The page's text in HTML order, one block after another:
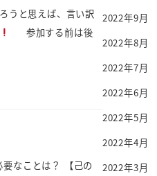
うと思えば、言い訳
参加する前は後
なことは？ 【己の
2022年9月
2022年8月
2022年7月
2022年6月
2022年5月
2022年4月
2022年3月